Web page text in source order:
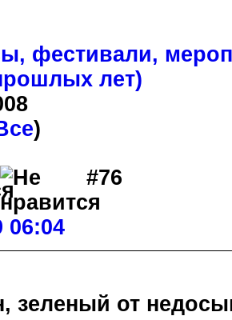
фестивали,
лет)
)
#76
06:04
зеленый от